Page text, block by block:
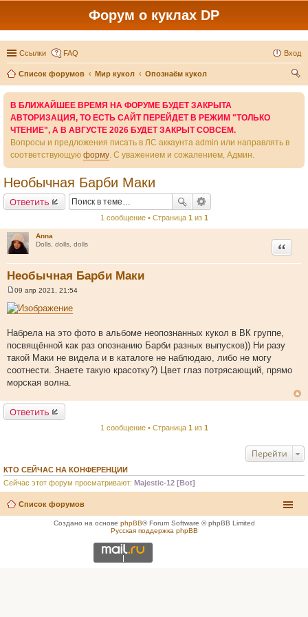
Форум о куклах DP
Ссылки FAQ Вход
Список форумов Мир кукол
Опознаём кукол
В БЛИЖАЙШЕЕ ВРЕМЯ НА ФОРУМЕ БУДЕТ ЗАКРЫТА
АВТОРИЗАЦИЯ, ТО ЕСТЬ САЙТ ПЕРЕЙДЕТ В РЕЖИМ "ТОЛЬКО
ЧТЕНИЕ", А В АВГУСТЕ 2026 БУДЕТ ЗАКРЫТ СОВСЕМ.
Вопросы и предложения писать в ЛС аккаунта admin или направлять в
соответствующую форму. С уважением и сожалением, Админ.
Необычная Барби Маки
Ответить
1 сообщение • Страница 1 из 1
Anna
Dolls, dolls, dolls
Необычная Барби Маки
Цитата
о
о
щ
е
н
е
09 апр 2021, 21:54
Набрела на это фото в альбоме неопознанных кукол в ВК группе,
посвящённой как раз опознанию Барби разных выпусков)) Ни разу
такой Маки не видела и в каталоге не наблюдаю, либо не могу
соотнести. Знаете такую красотку?) Цвет глаз потрясающий, прямо
морская волна.
Ответить
1 сообщение • Страница 1 из 1
Перейти
КТО СЕЙЧАС НА КОНФЕРЕНЦИИ
Сейчас этот форум просматривают: Majestic-12 [Bot]
Список форумов
Создано на основе phpBB® Forum Software © phpBB Limited
Русская поддержка phpBB